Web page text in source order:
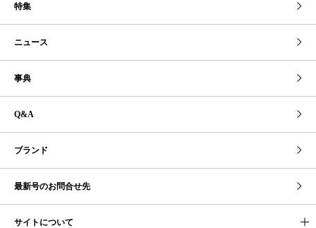
特集
ニュース
事典
Q&A
ブランド
最新号のお問合せ先
サイトについて